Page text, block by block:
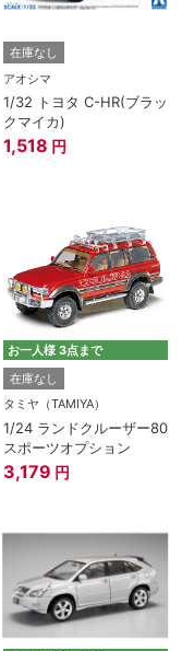
在庫なし
アオシマ
1/32 トヨタ C-HR(ブラッ
クマイカ)
1,518 円
お一人様 3点まで
在庫なし
タミヤ（TAMIYA）
1/24 ランドクルーザー80
スポーツオプション
3,179 円